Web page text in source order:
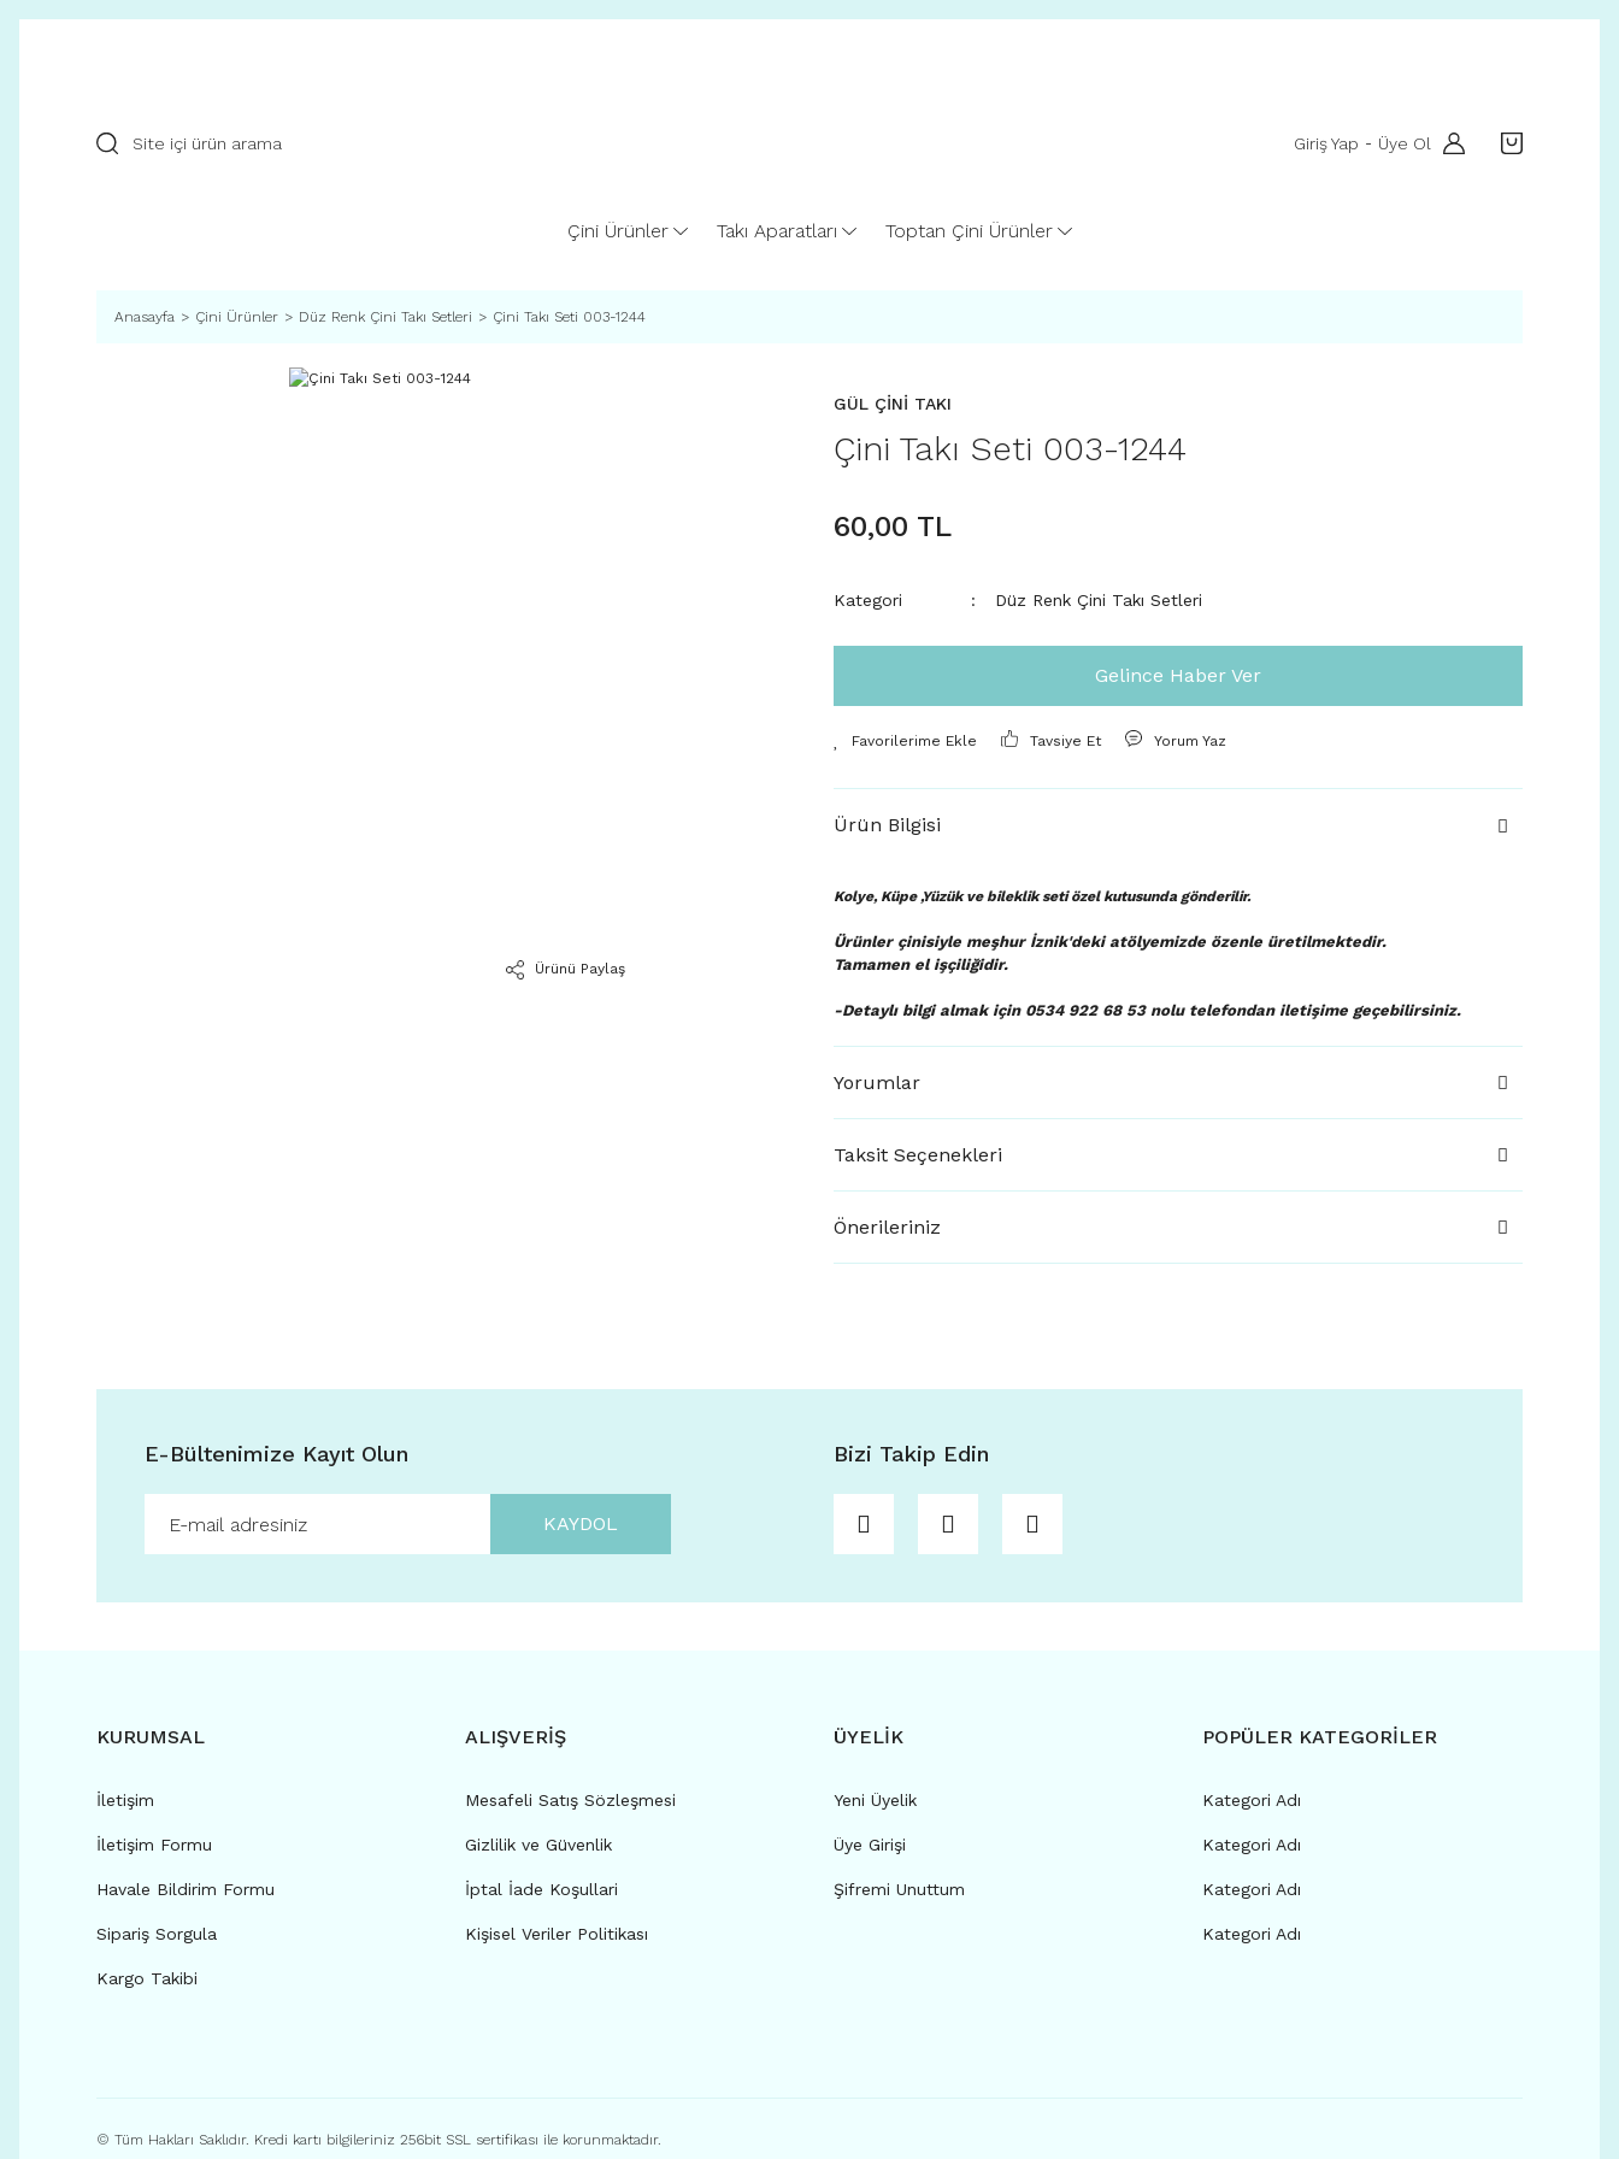
Giriş Yap - Üye Ol
Çini Ürünler Takı Aparatları Toptan Çini Ürünler
Anasayfa Çini Ürünler Düz Renk Çini Takı Setleri Çini Takı Seti 003-1244
Ürünü Paylaş
GÜL ÇİNİ TAKI
Çini Takı Seti 003-1244
60,00 TL
Kategori Düz Renk Çini Takı Setleri
Gelince Haber Ver
Tavsiye Et Yorum Yaz
Ürün Bilgisi
Kolye, Küpe ,Yüzük ve bileklik seti özel kutusunda gönderilir.
Ürünler çinisiyle meşhur İznik'deki atölyemizde özenle üretilmektedir.
Tamamen el işçiliğidir.
-Detaylı bilgi almak için 0534 922 68 53 nolu telefondan iletişime geçebilirsiniz.
Yorumlar
Taksit Seçenekleri
Önerileriniz
E-Bültenimize Kayıt Olun
KAYDOL
Bizi Takip Edin
KURUMSAL
İletişim
İletişim Formu
Havale Bildirim Formu
Sipariş Sorgula
Kargo Takibi
ALIŞVERİŞ
Mesafeli Satış Sözleşmesi
Gizlilik ve Güvenlik
İptal İade Koşullari
Kişisel Veriler Politikası
ÜYELİK
Yeni Üyelik
Üye Girişi
Şifremi Unuttum
POPÜLER KATEGORİLER
Kategori Adı
Kategori Adı
Kategori Adı
Kategori Adı
© Tüm Hakları Saklıdır. Kredi kartı bilgileriniz 256bit SSL sertifikası ile korunmaktadır.